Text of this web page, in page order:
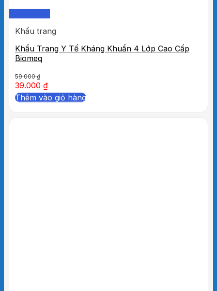
Khẩu trang
Khẩu Trang Y Tế Kháng Khuẩn 4 Lớp Cao Cấp
Biomeq
59.000₫
39.000 ₫
Thêm vào giỏ hàng